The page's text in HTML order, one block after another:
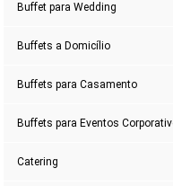
Buffet para Wedding
Buffets a Domicílio
Buffets para Casamento
Buffets para Eventos
Catering